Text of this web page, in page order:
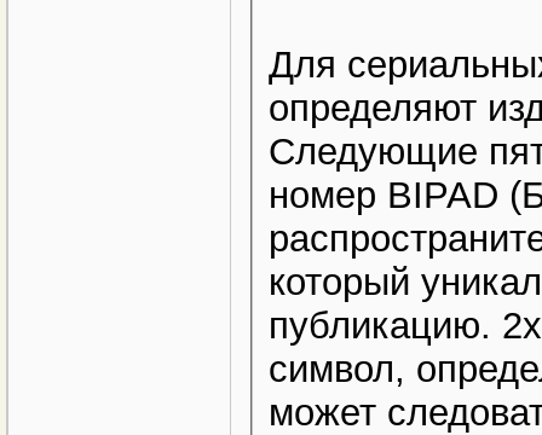
Для
определяют
Следующие
номер BIPAD
который
публикацию.
символ,
может